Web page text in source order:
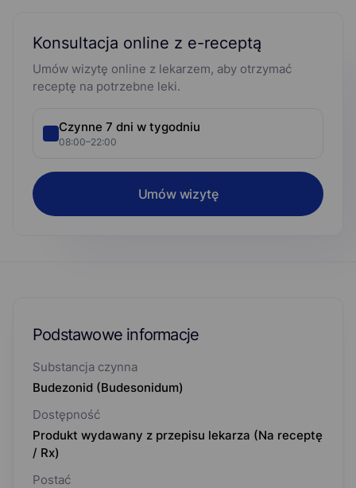
Konsultacja online z e-receptą
Umów wizytę online z lekarzem, aby otrzymać
receptę na potrzebne leki.
Czynne 7 dni w tygodniu
08:00–22:00
Umów wizytę
Podstawowe informacje
Substancja czynna
Budezonid (Budesonidum)
Dostępność
Produkt wydawany z przepisu lekarza (Na receptę
/ Rx)
Postać